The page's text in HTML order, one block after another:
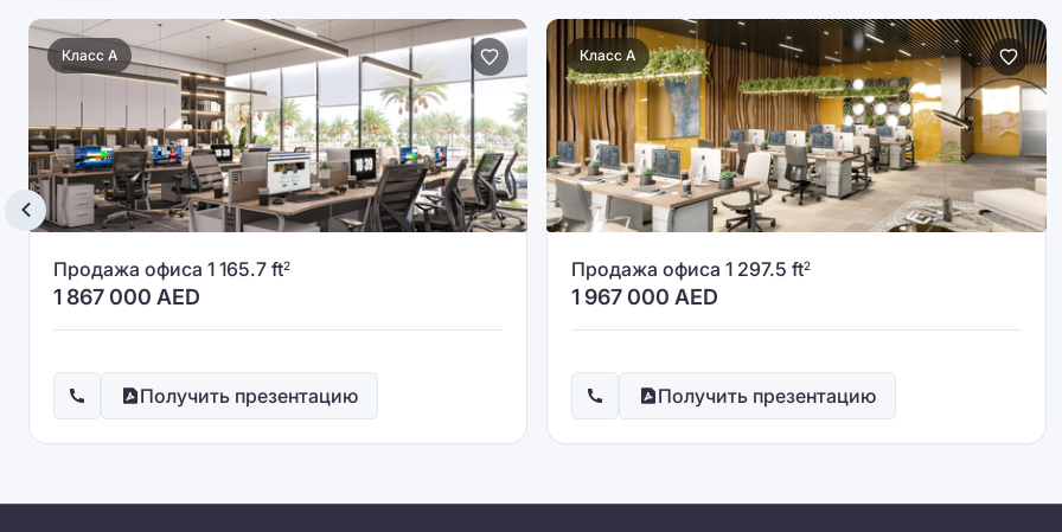
Класс A
Продажа офиса 1 165.7 ft2
1 867 000 AED
Получить презентацию
Класс A
Продажа офиса 1 297.5 ft2
1 967 000 AED
Получить презентацию